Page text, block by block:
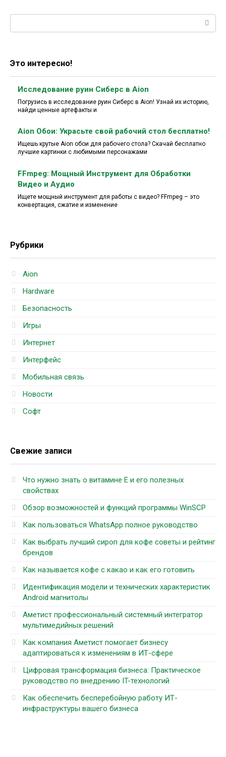
Это интересно!
Исследование руин Сиберс в Aion
Погрузись в исследование руин Сиберс в Aion! Узнай их историю,
найди ценные артефакты и
Aion Обои: Украсьте свой рабочий стол бесплатно!
Ищешь крутые Aion обои для рабочего стола? Скачай бесплатно
лучшие картинки с любимыми персонажами
FFmpeg: Мощный Инструмент для Обработки
Видео и Аудио
Ищете мощный инструмент для работы с видео? FFmpeg – это
конвертация, сжатие и изменение
Рубрики
Aion
Hardware
Безопасность
Игры
Интернет
Интерфейс
Мобильная связь
Новости
Софт
Свежие записи
Что нужно знать о витамине Е и его полезных
свойствах
Обзор возможностей и функций программы WinSCP
Как пользоваться WhatsApp полное руководство
Как выбрать лучший сироп для кофе советы и рейтинг
брендов
Как называется кофе с какао и как его готовить
Идентификация модели и технических характеристик
Android магнитолы
Аметист профессиональный системный интегратор
мультимедийных решений
Как компания Аметист помогает бизнесу
адаптироваться к изменениям в ИТ-сфере
Цифровая трансформация бизнеса: Практическое
руководство по внедрению IT-технологий
Как обеспечить бесперебойную работу ИТ-
инфраструктуры вашего бизнеса